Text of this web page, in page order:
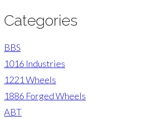
Categories
BBS
1016 Industries
1221 Wheels
1886 Forged Wheels
ABT